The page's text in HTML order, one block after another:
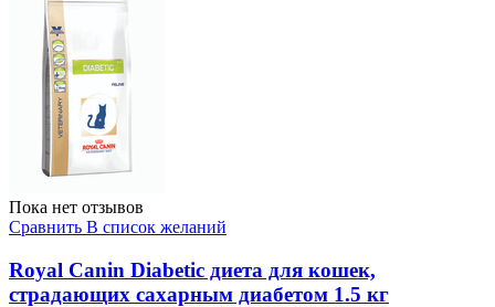
Пока нет отзывов
Сравнить В список желаний
Royal Canin Diabetic диета для кошек,
страдающих сахарным диабетом 1.5 кг